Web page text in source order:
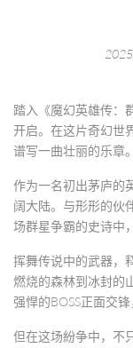
踏入《魔幻英雄传：
开启。在这片奇幻世
谱写一曲壮丽的乐章。
作为一名初出茅庐的
阔大陆。与形形的伙
场群星争霸的史诗中
挥舞传说中的武器，
燃烧的森林到冰封的
强悍的BOSS正面交
但在这场紛争中，不